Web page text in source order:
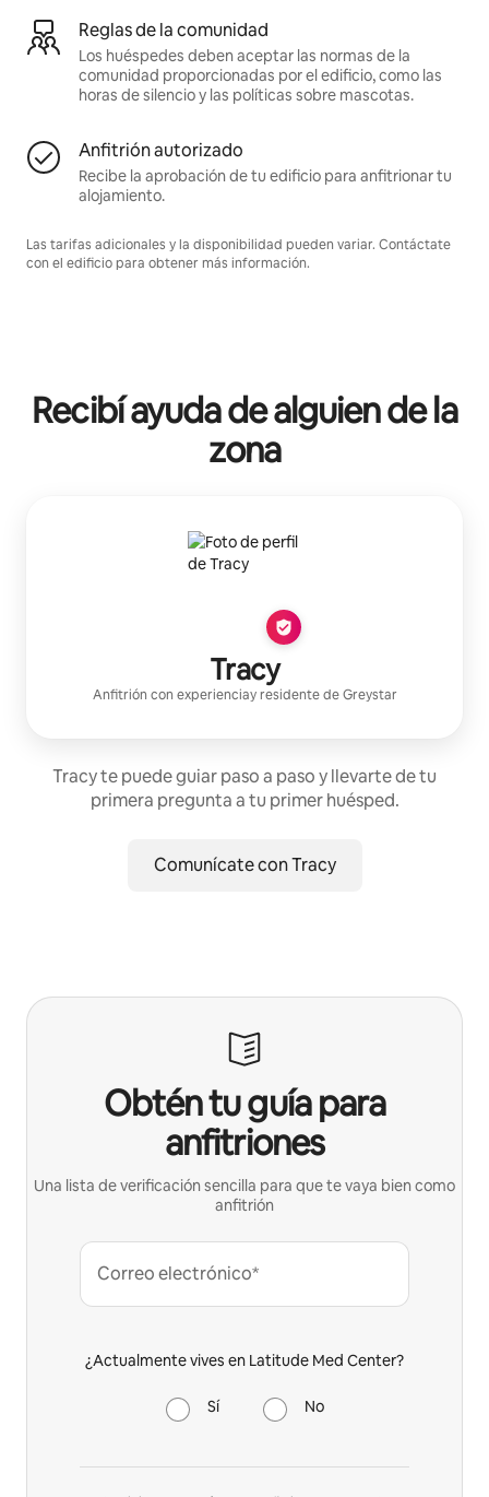
Reglas de la comunidad
Los huéspedes deben aceptar las normas de la
comunidad proporcionadas por el edificio, como las
horas de silencio y las políticas sobre mascotas.
Anfitrión autorizado
Recibe la aprobación de tu edificio para anfitrionar tu
alojamiento.
Las tarifas adicionales y la disponibilidad pueden variar. Contáctate
con el edificio para obtener más información.
Recibí ayuda de alguien de la
zona
Tracy
Anfitrión con experienciay residente deGreystar
Tracy te puede guiar paso a paso y llevarte de tu
primera pregunta a tu primer huésped.
Comunícate con Tracy
Obtén tu guía para
anfitriones
Una lista de verificación sencilla para que te vaya bien como
anfitrión
Correo electrónico*
¿Actualmente vives en Latitude Med Center?
Sí No